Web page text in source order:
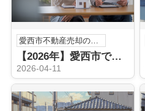
愛西市不動産売却のこと
【2026年】愛西市で不動産買取を急ぐ方へ 信頼できる専門業者は 現金化を焦らず進める選び方と査定の流れ
2026-04-11